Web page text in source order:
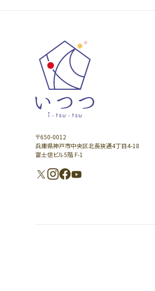
〒650-0012
兵庫県神戸市中央区北長狭通4丁目4-18
富士信ビル5階 F-1